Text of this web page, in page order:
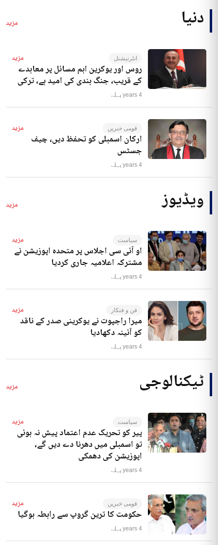
دنیا مزید
انٹرنیشنل مزید
روس اور یوکرین اہم مسائل پر معاہدے
کے قریب، جنگ بندی کی امید ہے، ترکی
4 years پہلے
قومی خبریں مزید
ارکان اسمبلی کو تحفظ دیں، چیف
جسٹس
4 years پہلے
ویڈیوز مزید
سیاست مزید
او آئی سی اجلاس پر متحدہ اپوزیشن نے
مشترکہ اعلامیہ جاری کردیا
4 years پہلے
فن و فنکار مزید
میرا راجپوت نے یوکرینی صدر کے ناقد
کو آئینہ دکھادیا
4 years پہلے
ٹیکنالوجی مزید
سیاست مزید
پیر کو تحریک عدم اعتماد پیش نہ ہوئی
تو اسمبلی میں دھرنا دے دیں گے،
اپوزیشن کی دھمکی
4 years پہلے
قومی خبریں مزید
حکومت کا ترین گروپ سے رابطہ ہوگیا
4 years پہلے